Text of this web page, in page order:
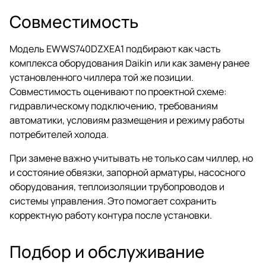
Совместимость
Модель EWWS740DZXEA1 подбирают как часть
комплекса оборудования Daikin или как замену ранее
установленного чиллера той же позиции.
Совместимость оценивают по проектной схеме:
гидравлическому подключению, требованиям
автоматики, условиям размещения и режиму работы
потребителей холода.
При замене важно учитывать не только сам чиллер, но
и состояние обвязки, запорной арматуры, насосного
оборудования, теплоизоляции трубопроводов и
системы управления. Это помогает сохранить
корректную работу контура после установки.
Подбор и обслуживание